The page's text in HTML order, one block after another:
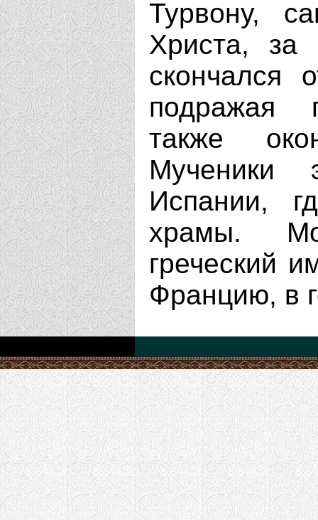
Турвону,
Христа, за
скончался
подражая
также
Мученики
Испании,
храмы.
греческий
Францию, в